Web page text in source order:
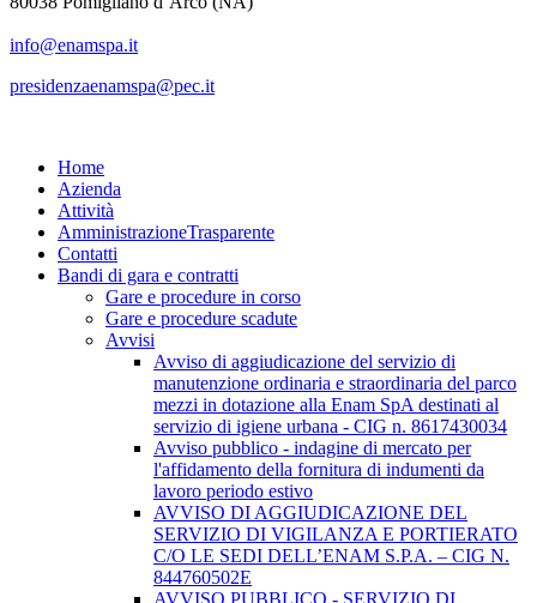
info@enamspa.it
presidenzaenamspa@pec.it
Home
Azienda
Attività
AmministrazioneTrasparente
Contatti
Bandi di gara e contratti
Gare e procedure in corso
Gare e procedure scadute
Avvisi
Avviso di aggiudicazione del servizio di
manutenzione ordinaria e straordinaria del parco
mezzi in dotazione alla Enam SpA destinati al
servizio di igiene urbana - CIG n. 8617430034
Avviso pubblico - indagine di mercato per
l'affidamento della fornitura di indumenti da
lavoro periodo estivo
AVVISO DI AGGIUDICAZIONE DEL
SERVIZIO DI VIGILANZA E PORTIERATO
C/O LE SEDI DELL’ENAM S.P.A. – CIG N.
844760502E
AVVISO PUBBLICO - SERVIZIO DI